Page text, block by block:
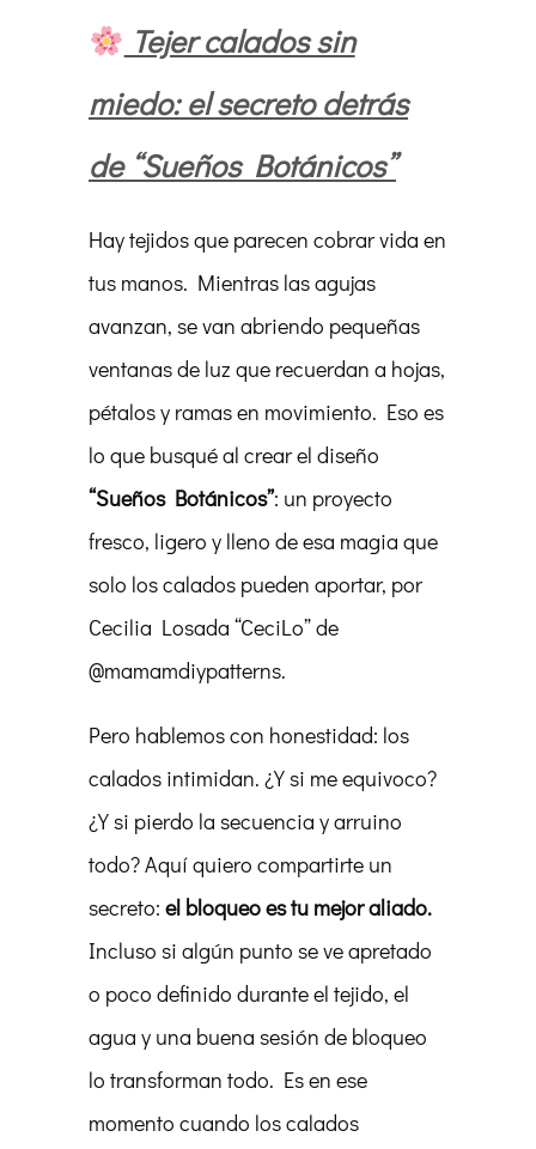
Tejer calados sin
miedo: el secreto detrás
de “Sueños Botánicos”
Hay tejidos que parecen cobrar vida en
tus manos. Mientras las agujas
avanzan, se van abriendo pequeñas
ventanas de luz que recuerdan a hojas,
pétalos y ramas en movimiento. Eso es
lo que busqué al crear el diseño
“Sueños Botánicos”: un proyecto
fresco, ligero y lleno de esa magia que
solo los calados pueden aportar, por
Cecilia Losada “CeciLo” de
@mamamdiypatterns.
Pero hablemos con honestidad: los
calados intimidan. ¿Y si me equivoco?
¿Y si pierdo la secuencia y arruino
todo? Aquí quiero compartirte un
secreto: el bloqueo es tu mejor aliado.
Incluso si algún punto se ve apretado
o poco definido durante el tejido, el
agua y una buena sesión de bloqueo
lo transforman todo. Es en ese
momento cuando los calados